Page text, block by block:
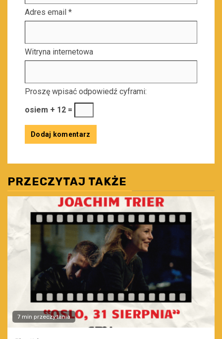
Adres email *
Witryna internetowa
Proszę wpisać odpowiedź cyframi:
osiem + 12 =
PRZECZYTAJ TAKŻE
7 min przeczytania